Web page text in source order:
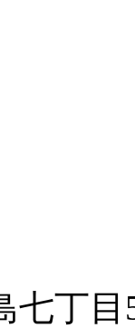
七丁目